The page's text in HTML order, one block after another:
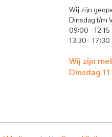
Wij zijn
Dinsdag t/m
09:00 - 12:15
13:30 - 17:30
Wij zijn
Dinsdag